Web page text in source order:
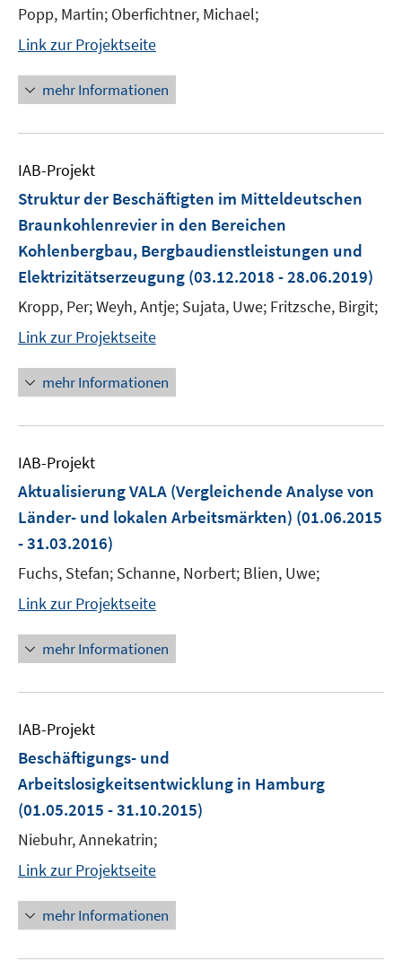
Popp, Martin; Oberfichtner, Michael;
Link zur Projektseite
mehr Informationen
IAB-Projekt
Struktur der Beschäftigten im Mitteldeutschen
Braunkohlenrevier in den Bereichen
Kohlenbergbau, Bergbaudienstleistungen und
Elektrizitätserzeugung (03.12.2018 - 28.06.2019)
Kropp, Per; Weyh, Antje; Sujata, Uwe; Fritzsche, Birgit;
Link zur Projektseite
mehr Informationen
IAB-Projekt
Aktualisierung VALA (Vergleichende Analyse von
Länder- und lokalen Arbeitsmärkten) (01.06.2015
- 31.03.2016)
Fuchs, Stefan; Schanne, Norbert; Blien, Uwe;
Link zur Projektseite
mehr Informationen
IAB-Projekt
Beschäftigungs- und
Arbeitslosigkeitsentwicklung in Hamburg
(01.05.2015 - 31.10.2015)
Niebuhr, Annekatrin;
Link zur Projektseite
mehr Informationen